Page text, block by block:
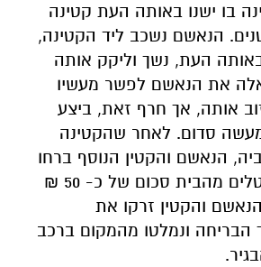
בו ישנו באותה העת קטינה
הקטנים. הנאשם נשכב ליד הקטינה,
העת, נשך וליקק אותה
את הנאשם לפשר מעשיו
אותה, אך חרף זאת, ביצע
סדום. לאחר שהקטינה
הנאשם והקטין הנוסף ברחו
מהבית, כשהם נוטלים מהבית סכום של כ- 50 ₪
והקטין זרקו את
הבריחה ונמלטו מהמקום ברכב